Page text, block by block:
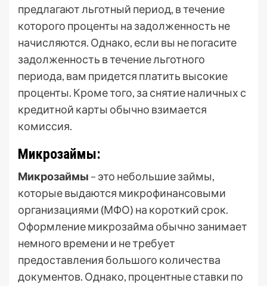
предлагают льготный период, в течение
которого проценты на задолженность не
начисляются. Однако, если вы не погасите
задолженность в течение льготного
периода, вам придется платить высокие
проценты. Кроме того, за снятие наличных с
кредитной карты обычно взимается
комиссия.
Микрозаймы:
Микрозаймы – это небольшие займы,
которые выдаются микрофинансовыми
организациями (МФО) на короткий срок.
Оформление микрозайма обычно занимает
немного времени и не требует
предоставления большого количества
документов. Однако, процентные ставки по